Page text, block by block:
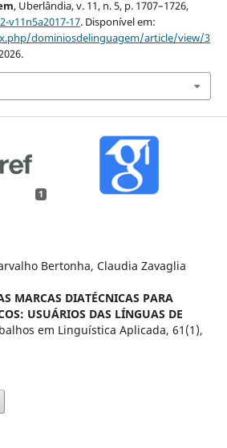
, Uberlândia, v. 11, n. 5, p. 1707–1726,
v11n5a2017-17. Disponível em:
dominiosdelinguagem/article/view/3
1
Bertonha, Claudia Zavaglia
MARCAS DIATÉCNICAS PARA
USUÁRIOS DAS LÍNGUAS DE
em Linguística Aplicada, 61(1),